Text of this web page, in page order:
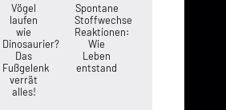
Vögel
laufen
wie
Dinosaurier?
Das
Fußgelenk
verrät
alles!
Spontane
Stoffwechsel-
Reaktionen:
Wie
Leben
entstand